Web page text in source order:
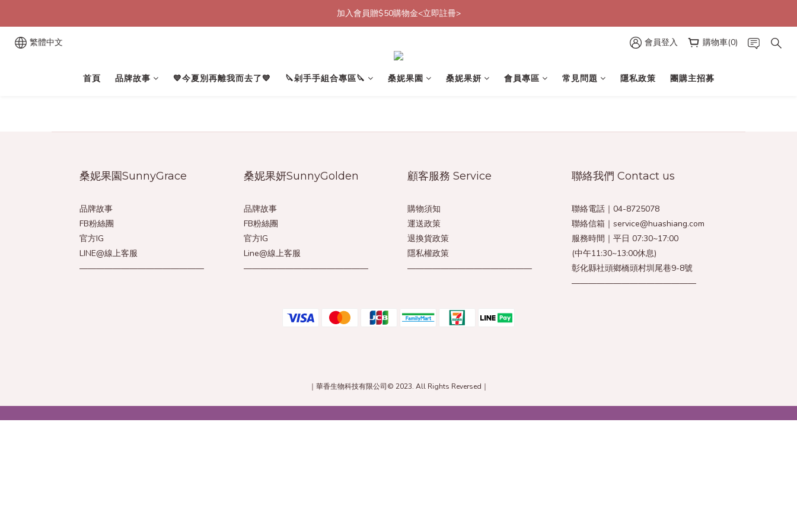
加入會員贈$50購物金<立即註冊>
加入會員贈$50購物金<立即註冊>
繁體中文 會員登入 購物車(0)
首頁 品牌故事 💙今夏別再離我而去了💙 🔪剁手手組合專區🔪 桑妮果園 桑妮果妍 會員專區 常見問題 隱私政策 團購主招募
桑妮果園SunnyGrace
品牌故事
FB粉絲團
官方IG
LINE@線上客服
———————————————
桑妮果妍SunnyGolden
品牌故事
FB粉絲團
官方IG
Line@線上客服
———————————————
顧客服務 Service
購物須知
運送政策
退換貨政策
隱私權政策
———————————————
聯絡我們 Contact us
聯絡電話｜04-8725078
聯絡信箱｜service@huashiang.com
服務時間｜平日 07:30~17:00
(中午11:30~13:00休息)
彰化縣社頭鄉橋頭村圳尾巷9-8號
———————————————
｜華香生物科技有限公司© 2023. All Rights Reversed｜